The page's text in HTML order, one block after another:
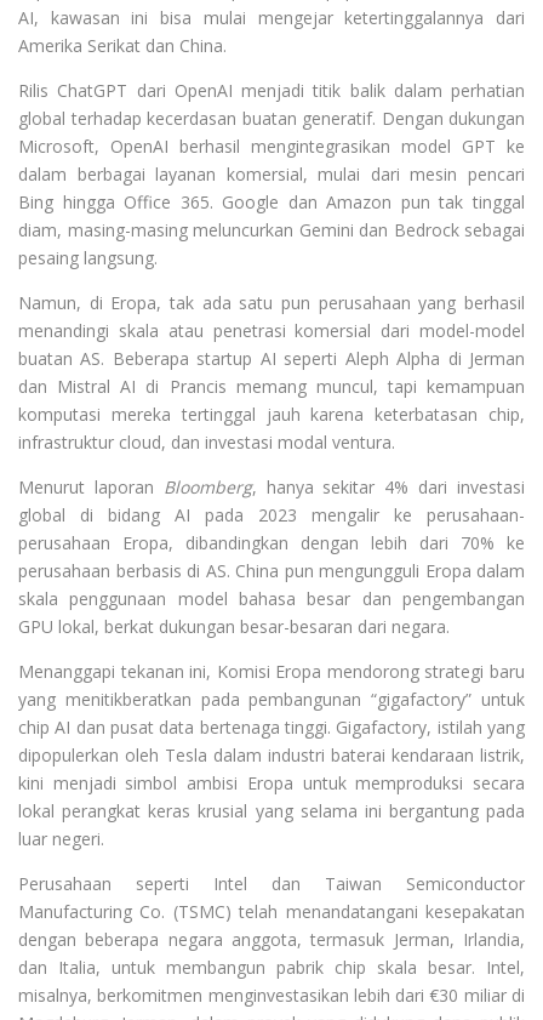
AI, kawasan ini bisa mulai mengejar ketertinggalannya dari
Amerika Serikat dan China.
Rilis ChatGPT dari OpenAI menjadi titik balik dalam perhatian
global terhadap kecerdasan buatan generatif. Dengan dukungan
Microsoft, OpenAI berhasil mengintegrasikan model GPT ke
dalam berbagai layanan komersial, mulai dari mesin pencari
Bing hingga Office 365. Google dan Amazon pun tak tinggal
diam, masing-masing meluncurkan Gemini dan Bedrock sebagai
pesaing langsung.
Namun, di Eropa, tak ada satu pun perusahaan yang berhasil
menandingi skala atau penetrasi komersial dari model-model
buatan AS. Beberapa startup AI seperti Aleph Alpha di Jerman
dan Mistral AI di Prancis memang muncul, tapi kemampuan
komputasi mereka tertinggal jauh karena keterbatasan chip,
infrastruktur cloud, dan investasi modal ventura.
Menurut laporan Bloomberg, hanya sekitar 4% dari investasi
global di bidang AI pada 2023 mengalir ke perusahaan-
perusahaan Eropa, dibandingkan dengan lebih dari 70% ke
perusahaan berbasis di AS. China pun mengungguli Eropa dalam
skala penggunaan model bahasa besar dan pengembangan
GPU lokal, berkat dukungan besar-besaran dari negara.
Menanggapi tekanan ini, Komisi Eropa mendorong strategi baru
yang menitikberatkan pada pembangunan “gigafactory” untuk
chip AI dan pusat data bertenaga tinggi. Gigafactory, istilah yang
dipopulerkan oleh Tesla dalam industri baterai kendaraan listrik,
kini menjadi simbol ambisi Eropa untuk memproduksi secara
lokal perangkat keras krusial yang selama ini bergantung pada
luar negeri.
Perusahaan seperti Intel dan Taiwan Semiconductor
Manufacturing Co. (TSMC) telah menandatangani kesepakatan
dengan beberapa negara anggota, termasuk Jerman, Irlandia,
dan Italia, untuk membangun pabrik chip skala besar. Intel,
misalnya, berkomitmen menginvestasikan lebih dari €30 miliar di